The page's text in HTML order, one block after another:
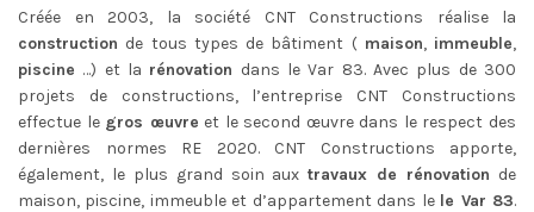
Créée en 2003, la société CNT Constructions réalise la
construction de tous types de bâtiment ( maison, immeuble,
piscine …) et la rénovation dans le Var 83. Avec plus de 300
projets de constructions, l’entreprise CNT Constructions
effectue le gros œuvre et le second œuvre dans le respect des
dernières normes RE 2020. CNT Constructions apporte,
également, le plus grand soin auxtravaux de rénovation de
maison, piscine, immeuble et d’appartement dans le le Var 83.